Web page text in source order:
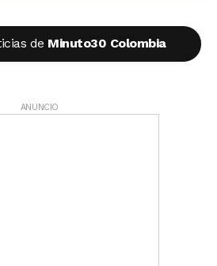
de Minuto30 Colombia
ANUNCIO